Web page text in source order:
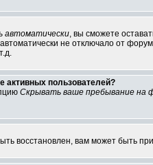
автоматически, вы сможете
не отключало от
активных пользователей?
Скрывать ваше пребывание на
восстановлен, вам может быть